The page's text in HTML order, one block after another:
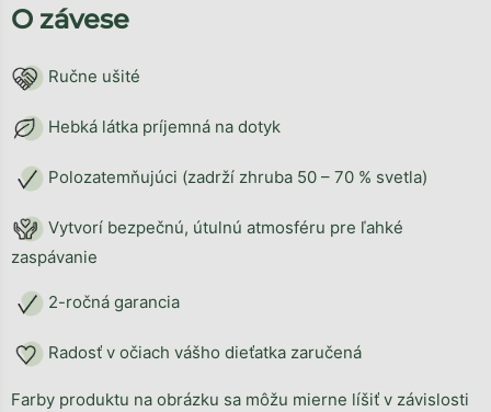
O závese
Ručne ušité
Hebká látka príjemná na dotyk
Polozatemňujúci (zadrží zhruba 50 – 70 % svetla)
Vytvorí bezpečnú, útulnú atmosféru pre ľahké
zaspávanie
2-ročná garancia
Radosť v očiach vášho dieťatka zaručená
Farby produktu na obrázku sa môžu mierne líšiť v závislosti